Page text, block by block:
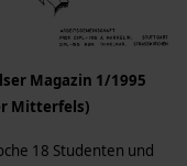
Magazin 1/1995
Mitterfels)
18 Studenten und